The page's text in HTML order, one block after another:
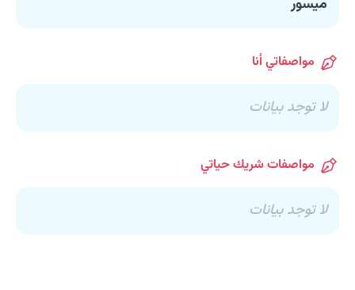
ميسور
مواصفاتي أنا
لا توجد بيانات
مواصفات شريك حياتي
لا توجد بيانات